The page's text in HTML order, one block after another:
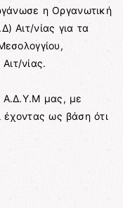
η Οργανωτική
Αιτ/νίας για τα
νίας.
Α.Δ.Υ.Μ μας, με
έχοντας ως βάση ότι